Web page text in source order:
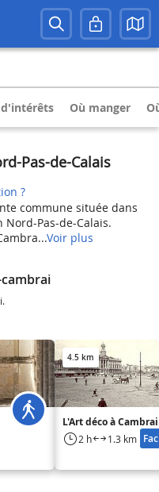
Où manger
Pas-de-Calais
?
commune située dans
Pas-de-Calais.
Voir plus
4.5 km
L'Art déco à Cambrai
2 h 1.3 km